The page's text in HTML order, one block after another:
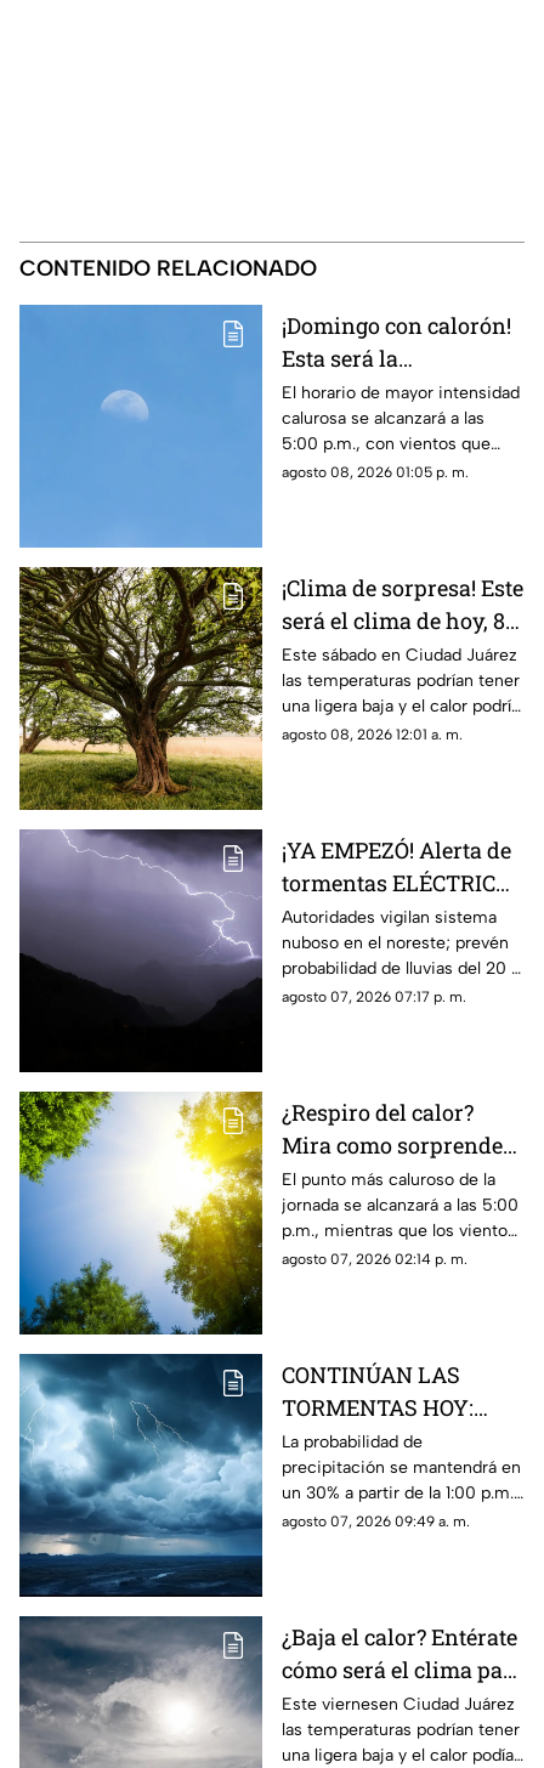
CONTENIDO RELACIONADO
¡Domingo con calorón!
Esta será la
temperatura máxima
para el clima de
mañana en Ciudad
Juárez
El horario de mayor intensidad
calurosa se alcanzará a las
5:00 p.m., con vientos que
podrían registrar velocidades
agosto 08, 2026 01:05 p. m.
¡Clima de sorpresa! Este
será el clima de hoy, 8
de agosto, en Ciudad
Juárez
Este sábado en Ciudad Juárez
las temperaturas podrían tener
una ligera baja y el calor podría
dar un respiro
agosto 08, 2026 12:01 a. m.
¡YA EMPEZÓ! Alerta de
tormentas ELÉCTRICAS
para este viernes se
mantiene vigente:
Protección civil
Autoridades vigilan sistema
nuboso en el noreste; prevén
probabilidad de lluvias del 20 al
30% con riesgo de granizo,
agosto 07, 2026 07:17 p. m.
¿Respiro del calor?
Mira como sorprenderá
el clima de mañana 8
de agosto, en Ciudad
Juárez
El punto más caluroso de la
jornada se alcanzará a las 5:00
p.m., mientras que los vientos
registrarán velocidades de
agosto 07, 2026 02:14 p. m.
CONTINÚAN LAS
TORMENTAS HOY:
Mira las
probabilidades de
lluvia y VIENTOS para
este viernes en Ciudad
La probabilidad de
precipitación se mantendrá en
un 30% a partir de la 1:00 p.m.,
acompañada de vientos de
agosto 07, 2026 09:49 a. m.
¿Baja el calor? Entérate
cómo será el clima para
hoy, 7 de agosto, en
Ciudad Juárez
Este viernesen Ciudad Juárez
las temperaturas podrían tener
una ligera baja y el calor podía